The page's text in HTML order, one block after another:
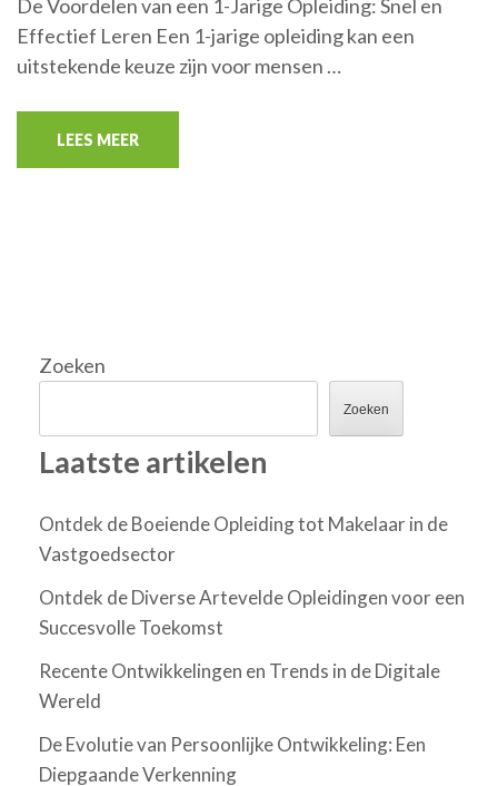
De Voordelen van een 1-Jarige Opleiding: Snel en
Effectief Leren Een 1-jarige opleiding kan een
uitstekende keuze zijn voor mensen …
LEES MEER
Zoeken
Zoeken
Laatste artikelen
Ontdek de Boeiende Opleiding tot Makelaar in de
Vastgoedsector
Ontdek de Diverse Artevelde Opleidingen voor een
Succesvolle Toekomst
Recente Ontwikkelingen en Trends in de Digitale
Wereld
De Evolutie van Persoonlijke Ontwikkeling: Een
Diepgaande Verkenning